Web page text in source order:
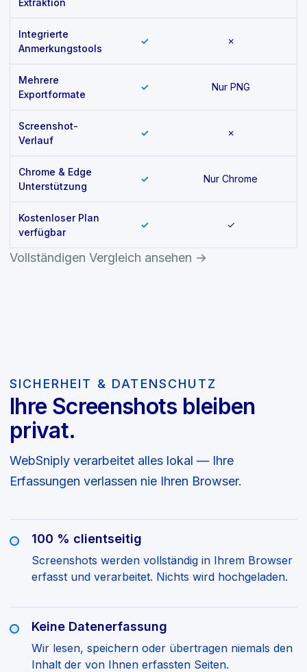
Integrierte
Anmerkungstools
✓ ✗
Mehrere
Exportformate
✓ Nur PNG
Screenshot-
Verlauf
✓ ✗
Chrome & Edge
Unterstützung
✓ Nur Chrome
Kostenloser Plan
verfügbar
✓ ✓
Vollständigen Vergleich ansehen →
SICHERHEIT & DATENSCHUTZ
Ihre Screenshots bleiben
privat.
WebSniply verarbeitet alles lokal — Ihre
Erfassungen verlassen nie Ihren Browser.
100 % clientseitig
Screenshots werden vollständig in Ihrem Browser
erfasst und verarbeitet. Nichts wird hochgeladen.
Keine Datenerfassung
Wir lesen, speichern oder übertragen niemals den
Inhalt der von Ihnen erfassten Seiten.